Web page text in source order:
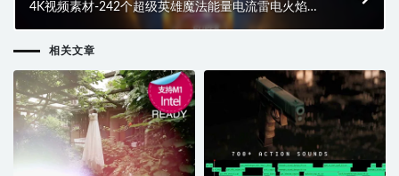
4K视频素材-242个超级英雄魔法能量电流雷电火焰传
送门电影特效合成动画
相关文章